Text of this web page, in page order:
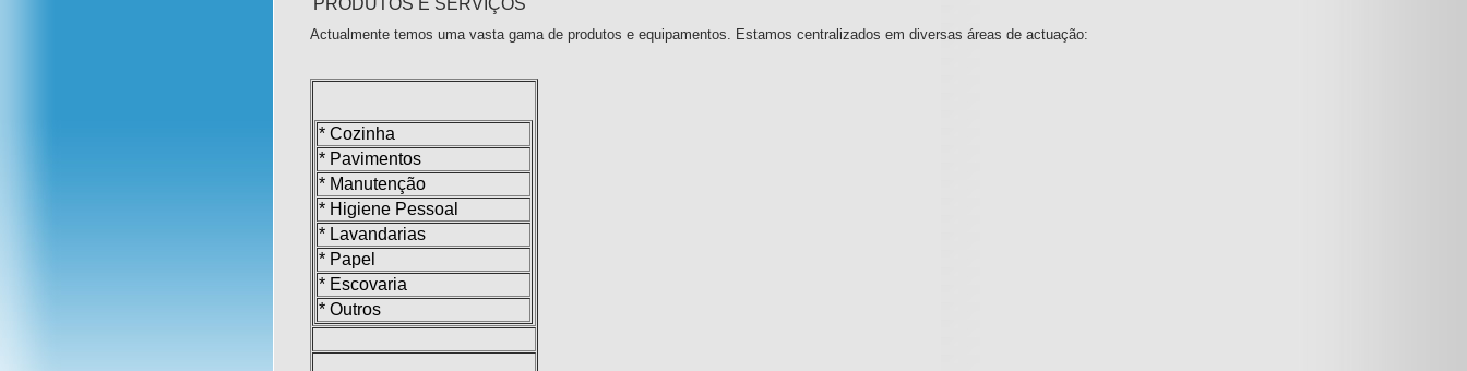
PRODUTOS E SERVIÇOS
Actualmente temos uma vasta gama de produtos e equipamentos. Estamos centralizados em diversas áreas de actuação:
* Cozinha
* Pavimentos
* Manutenção
* Higiene Pessoal
* Lavandarias
* Papel
* Escovaria
* Outros